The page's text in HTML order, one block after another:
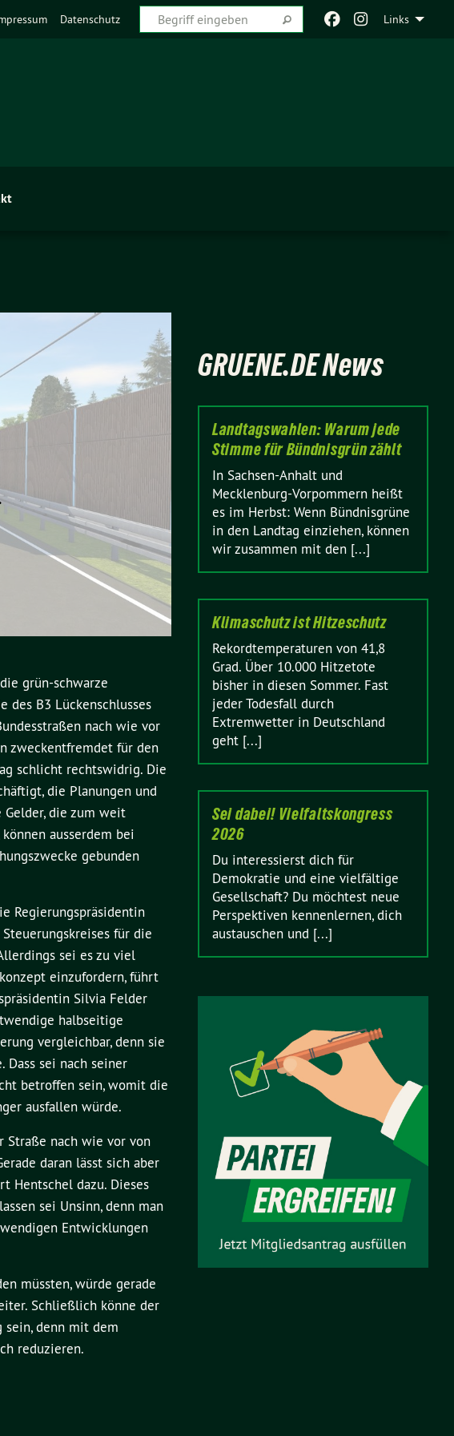
Links
Datenschutz
grün-schwarze
des B3 Lückenschlusses
nach wie vor
zweckentfremdet für den
schlicht rechtswidrig. Die
die Planungen und
Gelder, die zum weit
ausserdem bei
gebunden
Regierungspräsidentin
für die
sei es zu viel
einzufordern, führt
Silvia Felder
halbseitige
vergleichbar, denn sie
sei nach seiner
betroffen sein, womit die
ausfallen würde.
Straße nach wie vor von
daran lässt sich aber
Hentschel dazu. Dieses
sei Unsinn, denn man
Entwicklungen
müssten, würde gerade
Schließlich könne der
sein, denn mit dem
reduzieren.
GRUENE.DE News
Landtagswahlen: Warum jede
Stimme für Bündnisgrün zählt
In Sachsen-Anhalt und
Mecklenburg-Vorpommern heißt
es im Herbst: Wenn Bündnisgrüne
in den Landtag einziehen, können
wir zusammen mit den [...]
Klimaschutz ist Hitzeschutz
Rekordtemperaturen von 41,8
Grad. Über 10.000 Hitzetote
bisher in diesen Sommer. Fast
jeder Todesfall durch
Extremwetter in Deutschland
geht [...]
Sei dabei! Vielfaltskongress
2026
Du interessierst dich für
Demokratie und eine vielfältige
Gesellschaft? Du möchtest neue
Perspektiven kennenlernen, dich
austauschen und [...]